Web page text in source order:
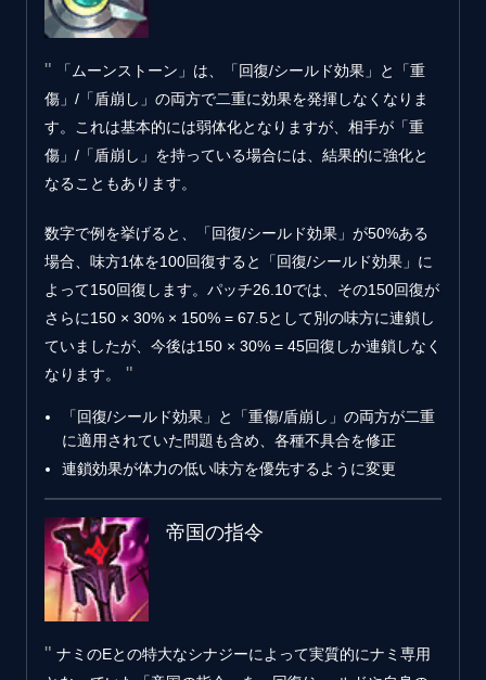
「ムーンストーン」は、「回復/シールド効果」と「重
傷」/「盾崩し」の両方で二重に効果を発揮しなくなりま
す。これは基本的には弱体化となりますが、相手が「重
傷」/「盾崩し」を持っている場合には、結果的に強化と
なることもあります。
数字で例を挙げると、「回復/シールド効果」が50%ある
場合、味方1体を100回復すると「回復/シールド効果」に
よって150回復します。パッチ26.10では、その150回復が
さらに150 × 30% × 150% = 67.5として別の味方に連鎖し
ていましたが、今後は150 × 30% = 45回復しか連鎖しなく
なります。
「回復/シールド効果」と「重傷/盾崩し」の両方が二重
に適用されていた問題も含め、各種不具合を修正
連鎖効果が体力の低い味方を優先するように変更
帝国の指令
ナミのEとの特大なシナジーによって実質的にナミ専用